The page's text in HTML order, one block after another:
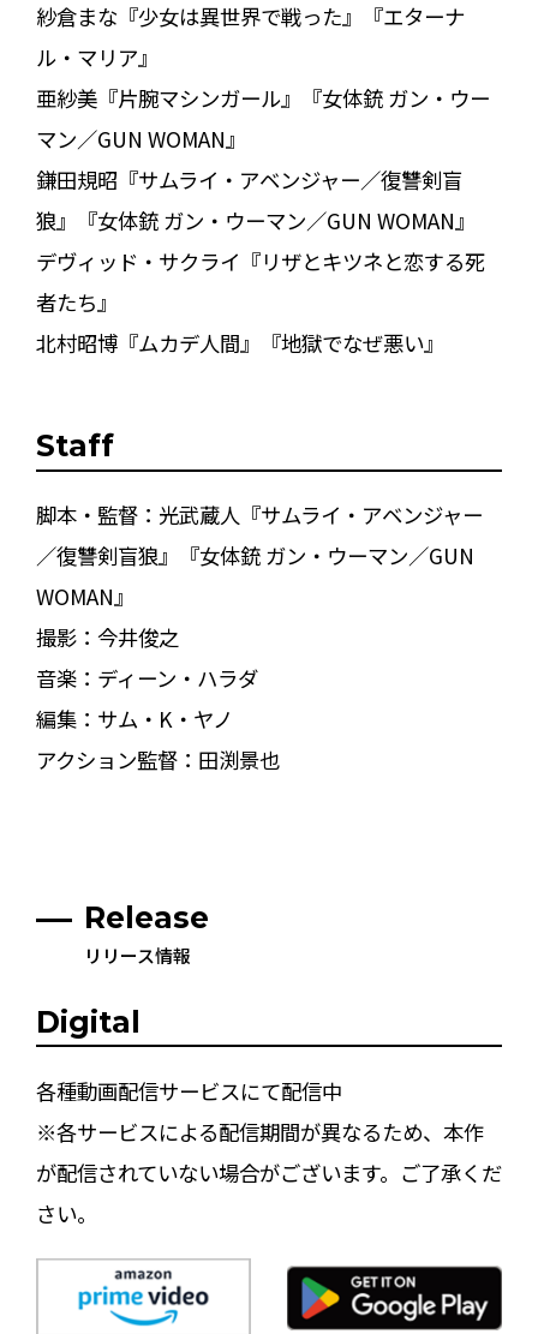
紗倉まな『少女は異世界で戦った』『エターナ
ル・マリア』
亜紗美『片腕マシンガール』『女体銃 ガン・ウー
マン／GUN WOMAN』
鎌田規昭『サムライ・アベンジャー／復讐剣盲
狼』『女体銃 ガン・ウーマン／GUN WOMAN』
デヴィッド・サクライ『リザとキツネと恋する死
者たち』
北村昭博『ムカデ人間』『地獄でなぜ悪い』
Staff
脚本・監督：光武蔵人『サムライ・アベンジャー
／復讐剣盲狼』『女体銃 ガン・ウーマン／GUN
WOMAN』
撮影：今井俊之
音楽：ディーン・ハラダ
編集：サム・K・ヤノ
アクション監督：田渕景也
Release
リリース情報
Digital
各種動画配信サービスにて配信中
※各サービスによる配信期間が異なるため、本作
が配信されていない場合がございます。ご了承くだ
さい。